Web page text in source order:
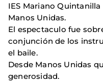
IES Mariano
Manos Unidas.
El espectaculo fue
conjunción de los
el baile.
Desde Manos Unidas
generosidad.